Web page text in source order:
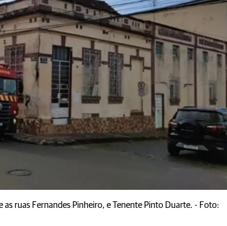
ruas Fernandes Pinheiro, e Tenente Pinto Duarte. - Foto: